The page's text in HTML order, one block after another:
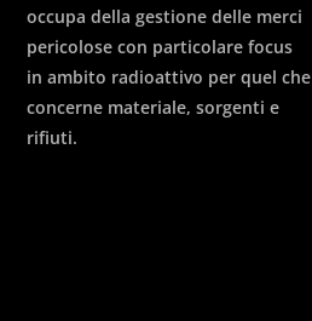
occupa della gestione delle merci
pericolose con particolare focus
in ambito radioattivo per quel che
concerne materiale, sorgenti e
rifiuti.